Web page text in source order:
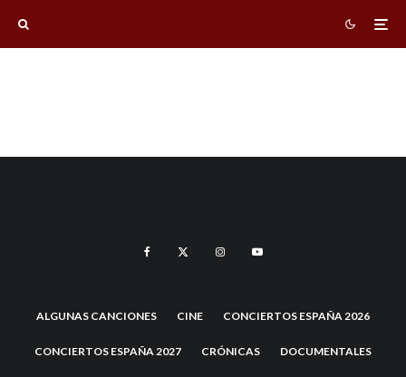
ALGUNAS CANCIONES CINE CONCIERTOS ESPAÑA 2026
CONCIERTOS ESPAÑA 2027 CRÓNICAS DOCUMENTALES